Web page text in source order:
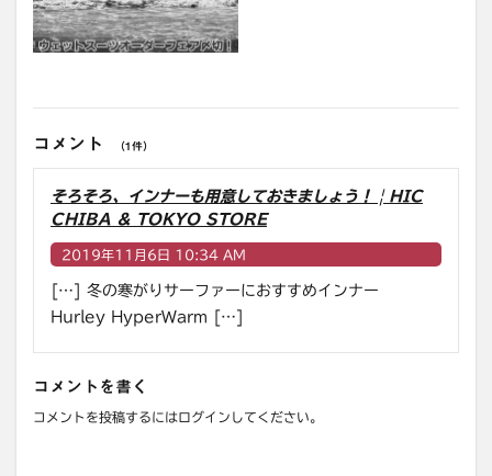
コメント （1件）
そろそろ、インナーも用意しておきましょう！ | HIC
CHIBA & TOKYO STORE
2019年11月6日 10:34 AM
[…] 冬の寒がりサーファーにおすすめインナー
Hurley HyperWarm […]
コメントを書く
コメントを投稿するにはログイン してください。